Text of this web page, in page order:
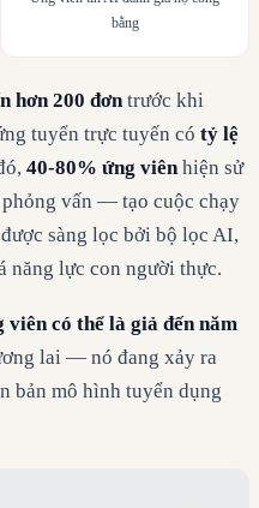
bằng
hơn 200 đơn trước khi
tuyển trực tuyến có tỷ lệ
40-80% ứng viên hiện sử
vấn — tạo cuộc chạy
sàng lọc bởi bộ lọc AI,
năng lực con người thực.
viên có thể là giả đến năm
lai — nó đang xảy ra
bản mô hình tuyển dụng